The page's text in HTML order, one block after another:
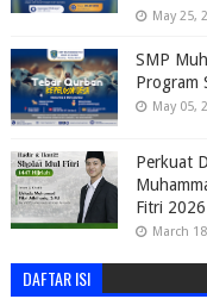
May 25,
SMP
Program
May 05,
Perkuat
Fitri 2026
March
DAFTAR ISI